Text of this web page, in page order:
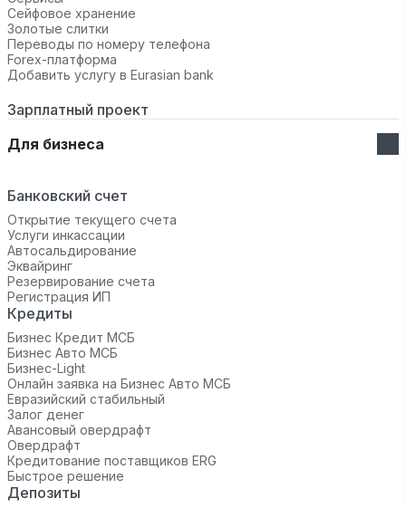
Сейфовое хранение
Золотые слитки
Переводы по номеру телефона
Forex-платформа
Добавить услугу в Eurasian bank
Зарплатный проект
Для бизнеса
Банковский счет
Открытие текущего счета
Услуги инкассации
Автосальдирование
Эквайринг
Резервирование счета
Регистрация ИП
Кредиты
Бизнес Кредит МСБ
Бизнес Авто МСБ
Бизнес-Light
Онлайн заявка на Бизнес Авто МСБ
Евразийский стабильный
Залог денег
Авансовый овердрафт
Овердрафт
Кредитование поставщиков ERG
Быстрое решение
Депозиты